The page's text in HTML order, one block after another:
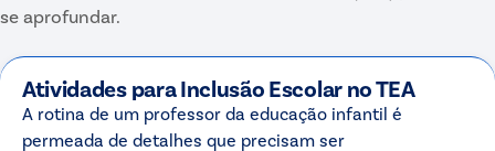
se aprofundar.
Atividades para Inclusão Escolar no TEA
A rotina de um professor da educação infantil é
permeada de detalhes que precisam ser